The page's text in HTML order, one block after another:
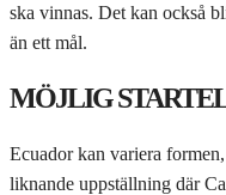
ska vinnas. Det kan också
än ett mål.
MÖJLIG
Ecuador kan variera
liknande uppställning där